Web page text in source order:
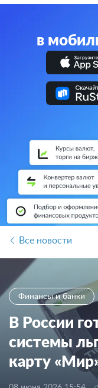
в
Все новости
Финансы и банки
В России
системы
карту